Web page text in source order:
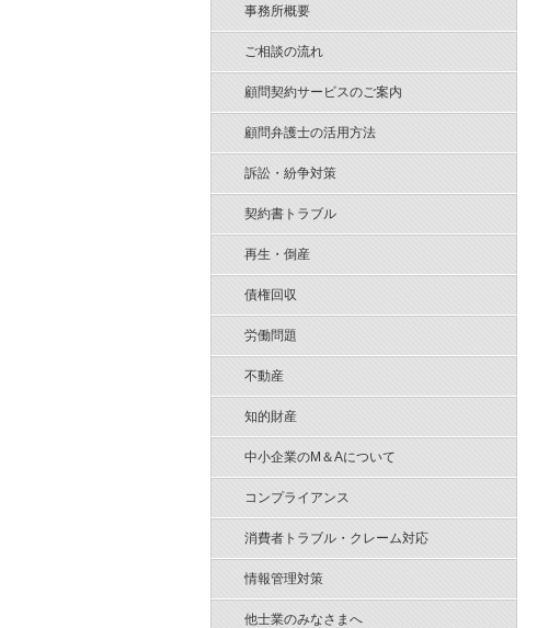
事務所概要
ご相談の流れ
顧問契約サービスのご案内
顧問弁護士の活用方法
訴訟・紛争対策
契約書トラブル
再生・倒産
債権回収
労働問題
不動産
知的財産
中小企業のM＆Aについて
コンプライアンス
消費者トラブル・クレーム対応
情報管理対策
他士業のみなさまへ